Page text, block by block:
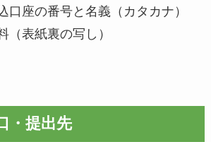
座の番号と名義（カタカナ）
（表紙裏の写し）
口・提出先